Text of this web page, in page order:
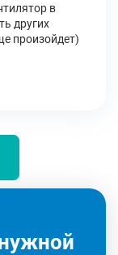
в
других
произойдет)